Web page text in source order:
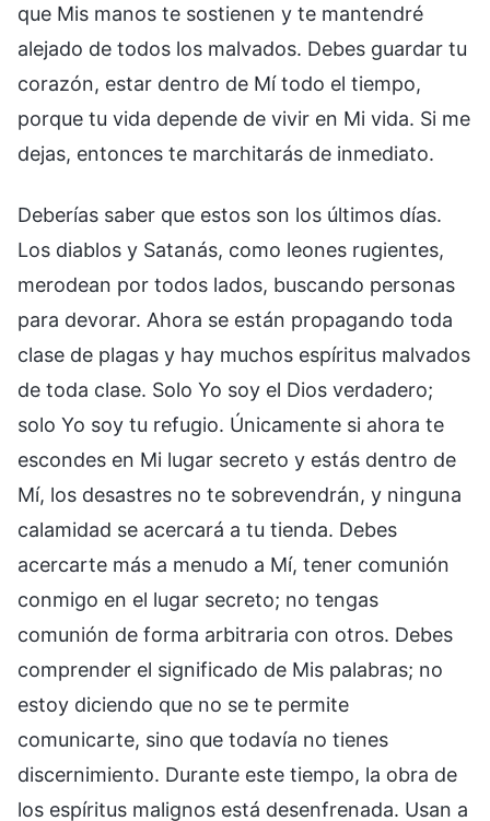
que Mis manos te sostienen y te mantendré
alejado de todos los malvados. Debes guardar tu
corazón, estar dentro de Mí todo el tiempo,
porque tu vida depende de vivir en Mi vida. Si me
dejas, entonces te marchitarás de inmediato.
Deberías saber que estos son los últimos días.
Los diablos y Satanás, como leones rugientes,
merodean por todos lados, buscando personas
para devorar. Ahora se están propagando toda
clase de plagas y hay muchos espíritus malvados
de toda clase. Solo Yo soy el Dios verdadero;
solo Yo soy tu refugio. Únicamente si ahora te
escondes en Mi lugar secreto y estás dentro de
Mí, los desastres no te sobrevendrán, y ninguna
calamidad se acercará a tu tienda. Debes
acercarte más a menudo a Mí, tener comunión
conmigo en el lugar secreto; no tengas
comunión de forma arbitraria con otros. Debes
comprender el significado de Mis palabras; no
estoy diciendo que no se te permite
comunicarte, sino que todavía no tienes
discernimiento. Durante este tiempo, la obra de
los espíritus malignos está desenfrenada. Usan a